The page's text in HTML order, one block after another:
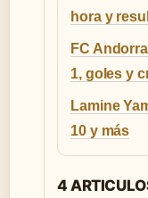
hora y
FC
1, goles y
Lamine
10 y más
4